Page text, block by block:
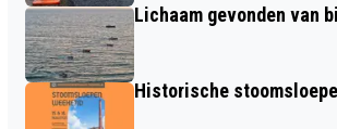
Lichaam gevonden van
Historische